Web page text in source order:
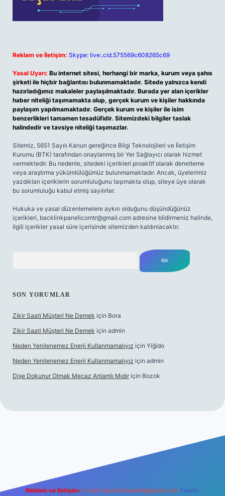
Reklam ve İletişim: Skype: live:.cid.575569c608265c69
Yasal Uyarı: Bu internet sitesi, herhangi bir marka, kurum veya şahıs
şirketi ile hiçbir bağlantısı bulunmamaktadır. Sitede yalnızca kendi
hazırladığımız makaleler paylaşılmaktadır. Burada yer alan içerikler
haber niteliği taşımamakta olup, gerçek kurum ve kişiler hakkında
paylaşım yapılmamaktadır. Gerçek kurum ve kişiler ile isim
benzerlikleri tamamen tesadüfidir. Sitemizdeki bilgiler taslak
halindedir ve tavsiye niteliği taşımazlar.
Sitemiz, 5651 Sayılı Kanun gereğince Bilgi Teknolojileri ve İletişim
Kurumu (BTK) tarafından onaylanmış bir Yer Sağlayıcı olarak hizmet
vermektedir. Bu nedenle, sitedeki içerikleri proaktif olarak denetleme
veya araştırma yükümlülüğümüz bulunmamaktadır. Ancak, üyelerimiz
yazdıkları içeriklerin sorumluluğunu taşımakta olup, siteye üye olarak
bu sorumluluğu kabul etmiş sayılırlar.
Hukuka ve yasal düzenlemelere aykırı olduğunu düşündüğünüz
içerikleri, backlinkpanelicomtr@gmail.com adresine bildirmeniz halinde,
ilgili içerikler yasal süre içerisinde sitemizden kaldırılacaktır.
SON YORUMLAR
Zikir Saati Müşteri Ne Demek için Bora
Zikir Saati Müşteri Ne Demek için admin
Neden Yenilenemez Enerji Kullanmamalıyız için Yiğido
Neden Yenilenemez Enerji Kullanmamalıyız için admin
Dişe Dokunur Olmak Mecaz Anlamlı Mıdır için Bozok
Reklam ve İletişim: E-mail: backlinkpaneli@gmail.com Teams: